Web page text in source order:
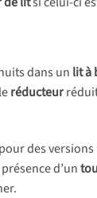
dans un lit à
réducteur
des
d’un